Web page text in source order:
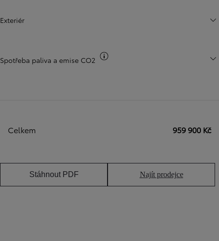
Exteriér
Spotřeba paliva a emise CO2
Celkem 959 900 Kč
Stáhnout PDF Najít prodejce